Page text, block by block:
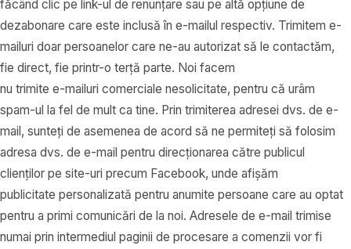
făcând clic pe link-ul de renunțare sau pe altă opțiune de
dezabonare care este inclusă în e-mailul respectiv. Trimitem e-
mailuri doar persoanelor care ne-au autorizat să le contactăm,
fie direct, fie printr-o terță parte. Noi facem
nu trimite e-mailuri comerciale nesolicitate, pentru că urâm
spam-ul la fel de mult ca tine. Prin trimiterea adresei dvs. de e-
mail, sunteți de asemenea de acord să ne permiteți să folosim
adresa dvs. de e-mail pentru direcționarea către publicul
clienților pe site-uri precum Facebook, unde afișăm
publicitate personalizată pentru anumite persoane care au optat
pentru a primi comunicări de la noi. Adresele de e-mail trimise
numai prin intermediul paginii de procesare a comenzii vor fi